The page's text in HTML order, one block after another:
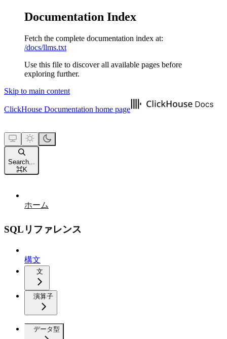
Documentation Index
Fetch the complete documentation index at:
/docs/llms.txt
Use this file to discover all available pages before
exploring further.
Skip to main content
ClickHouse Documentation home page
Search...
⌘K
ホーム
SQLリファレンス
構文
文
演算子
データ型